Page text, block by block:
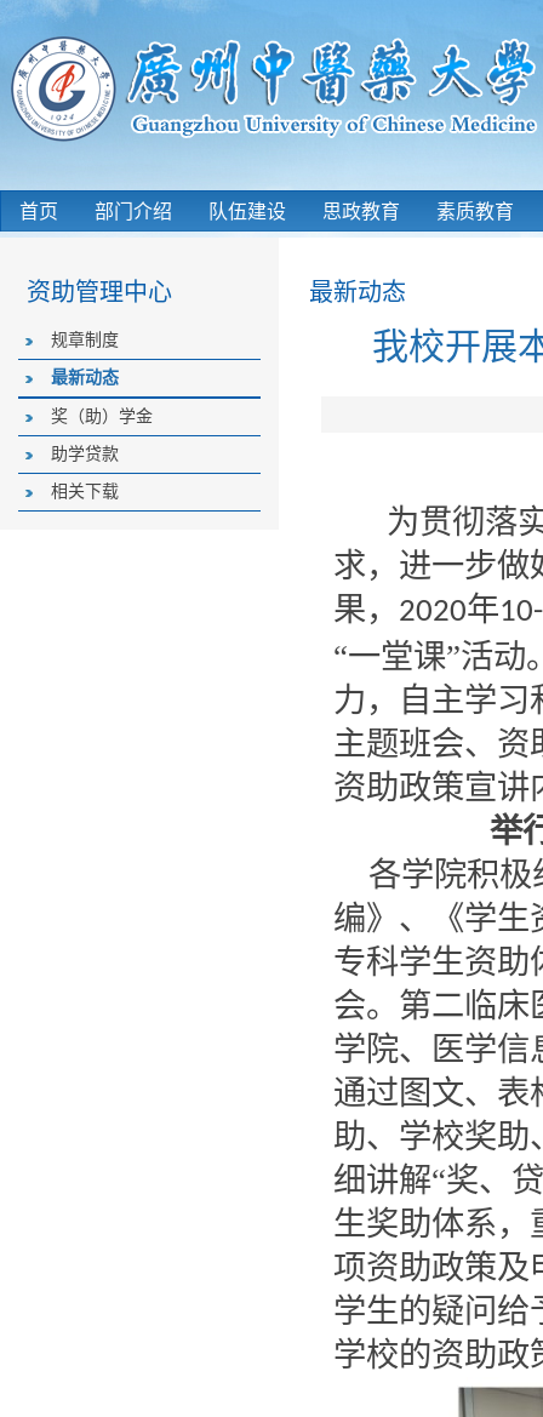
首页 部门介绍 队伍建设 思政教育 素质教育
资助管理中心
规章制度
最新动态
奖（助）学金
助学贷款
相关下载
最新动态
我校开展
为贯彻落
求，进一步做
果， 2020年
“一堂课”活
力，自主学习
主题班会、资
资助政策宣讲
举
各学院积
编》、《学生
专科学生资助
会。第二临床
学院、医学信
通过图文、表
助、学校奖助
细讲解“奖、
生奖助体系，
项资助政策及
学生的疑问给
学校的资助政